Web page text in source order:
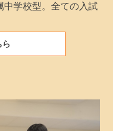
中学校型。全ての入試
ら